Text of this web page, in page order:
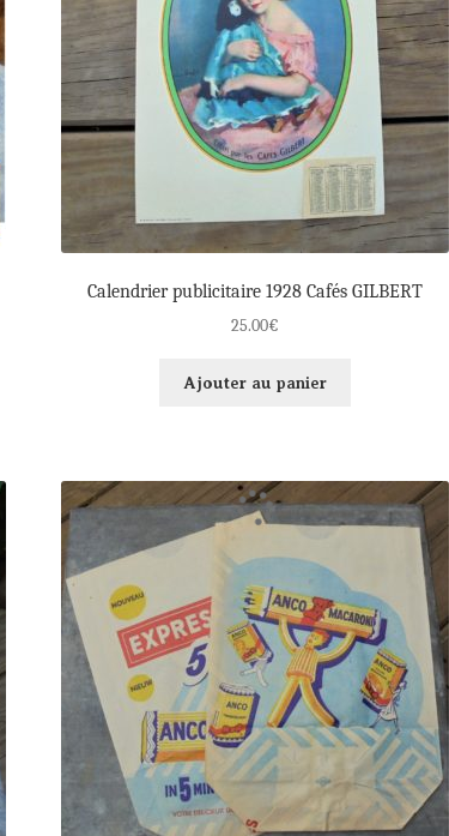
Calendrier publicitaire 1928 Cafés GILBERT
25.00€
Ajouter au panier